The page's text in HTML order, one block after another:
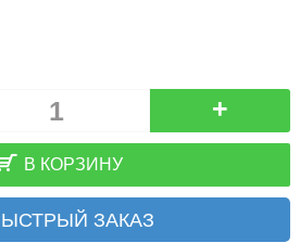
+
В КОРЗИНУ
ЗАКАЗ